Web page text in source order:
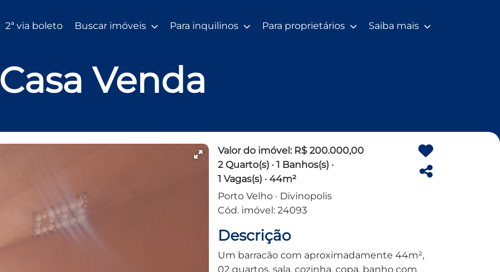
2ª via boleto Buscar imóveis Para inquilinos Para proprietários Saiba mais
Casa Venda
Valor do imóvel: R$ 200.000,00
2 Quarto(s) · 1 Banhos(s) ·
1 Vagas(s) · 44m²
Porto Velho · Divinopolis
Cód. imóvel: 24093
Descrição
Um barracão com aproximadamente 44m²,
02 quartos, sala, cozinha, copa, banho com